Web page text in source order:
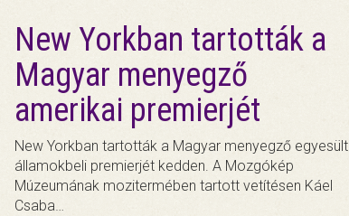
New Yorkban tartották a
Magyar menyegző
amerikai premierjét
New Yorkban tartották a Magyar menyegző egyesült
államokbeli premierjét kedden. A Mozgókép
Múzeumának mozitermében tartott vetítésen Káel
Csaba…